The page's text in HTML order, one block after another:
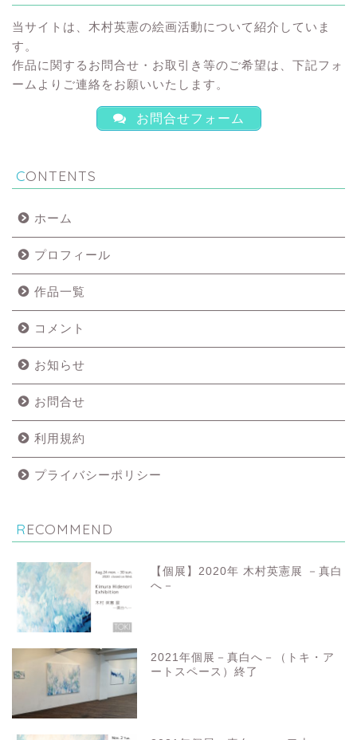
当サイトは、木村英憲の絵画活動について紹介していま
す。
作品に関するお問合せ・お取引き等のご希望は、下記フォ
ームよりご連絡をお願いいたします。
お問合せフォーム
CONTENTS
ホーム
プロフィール
作品一覧
コメント
お知らせ
お問合せ
利用規約
プライバシーポリシー
RECOMMEND
【個展】2020年 木村英憲展 －真白
へ－
2021年個展－真白へ－（トキ・ア
ートスペース）終了